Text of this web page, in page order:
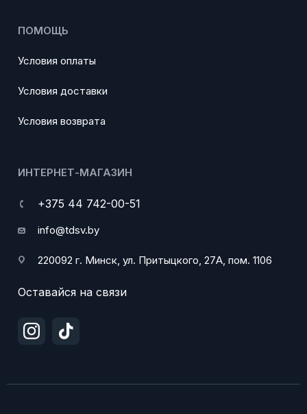
ПОМОЩЬ
Условия оплаты
Условия доставки
Условия возврата
ИНТЕРНЕТ-МАГАЗИН
+375 44 742-00-51
info@tdsv.by
220092 г. Минск, ул. Притыцкого, 27А, пом. 1106
Оставайся на связи